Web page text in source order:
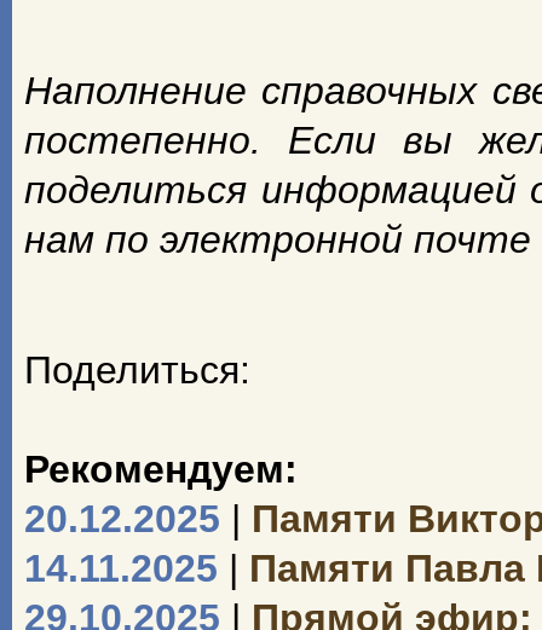
Наполнение справочных
постепенно. Если вы
поделиться информацией
нам по электронной почте
Поделиться:
Рекомендуем:
20.12.2025 | Памяти
14.11.2025 | Памяти Павла
29.10.2025 | Прямой эфир: